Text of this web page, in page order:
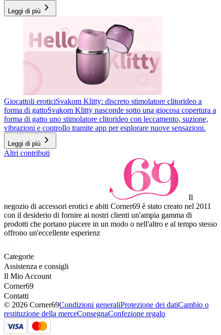
Leggi di più
Giocattoli eroticiSvakom Klitty: discreto stimolatore clitorideo a
forma di gattoSvakom Klitty nasconde sotto una giocosa copertura a
forma di gatto uno stimolatore clitorideo con leccamento, suzione,
vibrazioni e controllo tramite app per esplorare nuove sensazioni.
Leggi di più
Altri contributi
Il
negozio di accessori erotici e abiti Corner69 è stato creato nel 2011
con il desiderio di fornire ai nostri clienti un'ampia gamma di
prodotti che portano piacere in un modo o nell'altro e al tempo stesso
offrono un'eccellente esperienz
Categorie
Assistenza e consigli
Il Mio Account
Corner69
Contatti
© 2026 Corner69Condizioni generaliProtezione dei datiCambio o
restituzione della merceConsegnaConfezione regalo